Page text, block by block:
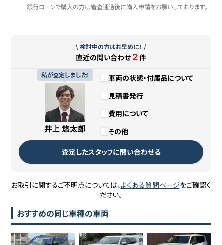
銀行ローンで購入の方は審査通過後に購入申請をお願いしております。
\ 検討中の方はお早めに！ /
直近の問い合わせ2件
私が査定しました!
井上 悠太郎
車両の状態・付属品について
見積書発行
費用について
その他
査定したスタッフに問い合わせる
お取引に関するご不明点については、よくある質問ページをご確認く
ださい。
おすすめの同じ車種の車両